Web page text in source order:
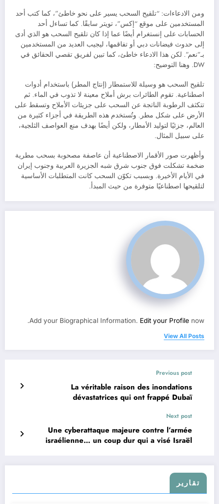
ومن الادعاءات: “تلقيح السحب يسير على نحو خاطئ”، كما كتب أحد
المستخدمين على موقع “إكس”، تويتر سابقًا. كما تساءل أحد
الحسابات على إنستغرام أيضًا عما إذا كان تلقيح السحب هو الذي أدى
إلى حدوث فيضانات دبي أو تفاقمها، ليجيب العديد من المستخدمين
بـ”نعم”. لكن هذا الادعاء خاطئ، كما تبين لفريق تقصي الحقائق في
DW. وهنا التوضيح:
تلقيح السحب هو وسيلة للاستمطار (إنتاج المطر) باستخدام أدوات
اصطناعية. تقوم الطائرات برش أملاح معينة لا تذوب في الماء. ثم
تتكثف الرطوبة الناتجة عن السحب على جزيئات الأملاح وتسقط على
الأرض على شكل مطر. وتُستخدم هذه الطريقة في أجزاء كثيرة من
العالم، جزئيًا لتوليد الأمطار، ولكن أيضًا بهدف منع العواصف الثلجية،
على سبيل المثال.
وأظهرت صور الأقمار الاصطناعية أن عاصفة مصحوبة بسحب مطرية
ضخمة تشكلت فوق جنوب شرق شبه الجزيرة العربية وجنوب إيران
في الأيام الأخيرة. وبسبب تكوّن السحب كانت المتطلبات الأساسية
لتلقيحها اصطناعيًا متوفرة من حيث المبدأ.
Add your Biographical Information. Edit your Profile now.
View All Posts
Previous post
La véritable raison des inondations
dévastatrices qui ont frappé Dubaï
Next post
Une cyberattaque majeure contre l’armée
israélienne… un coup dur qui a visé Israël
تقارير